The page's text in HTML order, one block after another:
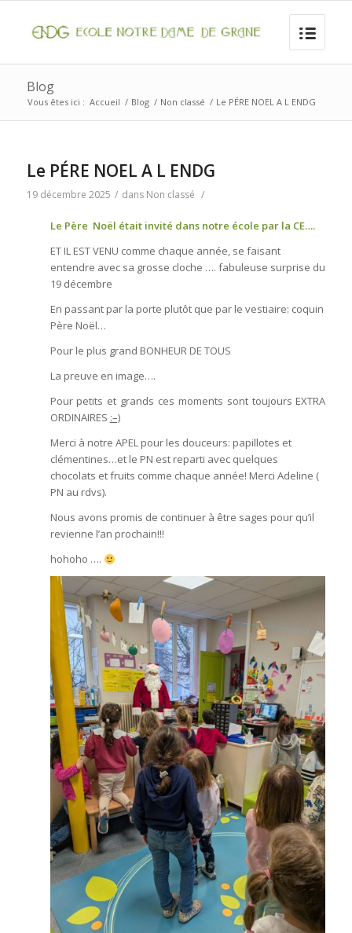
Blog
Vous êtes ici : Accueil / Blog / Non classé / Le PÉRE NOEL A L ENDG
Le PÉRE NOEL A L ENDG
19 décembre 2025 / dans Non classé /
Le Père Noël était invité dans notre école par la CE….
ET IL EST VENU comme chaque année, se faisant
entendre avec sa grosse cloche …. fabuleuse surprise du
19 décembre
En passant par la porte plutôt que par le vestiaire: coquin
Père Noël…
Pour le plus grand BONHEUR DE TOUS
La preuve en image….
Pour petits et grands ces moments sont toujours EXTRA
ORDINAIRES :–)
Merci à notre APEL pour les douceurs: papillotes et
clémentines…et le PN est reparti avec quelques
chocolats et fruits comme chaque année! Merci Adeline (
PN au rdvs).
Nous avons promis de continuer à être sages pour qu’il
revienne l’an prochain!!!
hohoho ….